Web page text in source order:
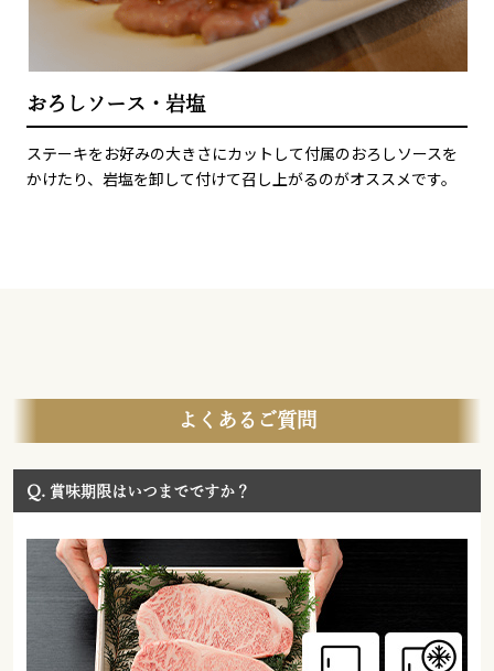
おろしソース・岩塩
ステーキをお好みの大きさにカットして付属のおろしソースを
かけたり、岩塩を卸して付けて召し上がるのがオススメです。
よくあるご質問
Q. 賞味期限はいつまでですか？